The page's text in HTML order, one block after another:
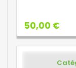
50,00 €